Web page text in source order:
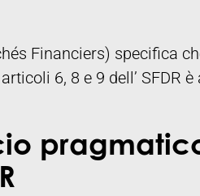
Financiers) specifica
6, 8 e 9 dell’ SFDR è